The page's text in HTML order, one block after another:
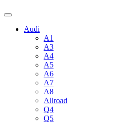
Audi
A1
A3
A4
A5
A6
A7
A8
Allroad
Q4
Q5